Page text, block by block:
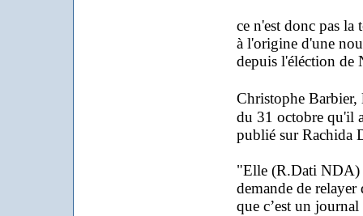
ce n'est donc pas la
à l'origine d'une
depuis l'éléction de
Christophe Barbier,
du 31 octobre qu'il
publié sur Rachida
"Elle (R.Dati NDA)
demande de
que c’est un